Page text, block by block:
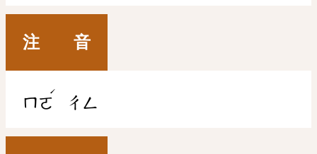
注 音
ㄇㄛ
ˊ
ㄔㄥ